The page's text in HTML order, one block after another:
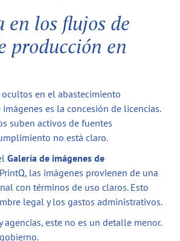
en los flujos de
producción en
en el abastecimiento
es la concesión de licencias.
suben activos de fuentes
no está claro.
Galería de imágenes de
las imágenes provienen de una
con términos de uso claros. Esto
legal y los gastos administrativos.
agencias, este no es un detalle menor.